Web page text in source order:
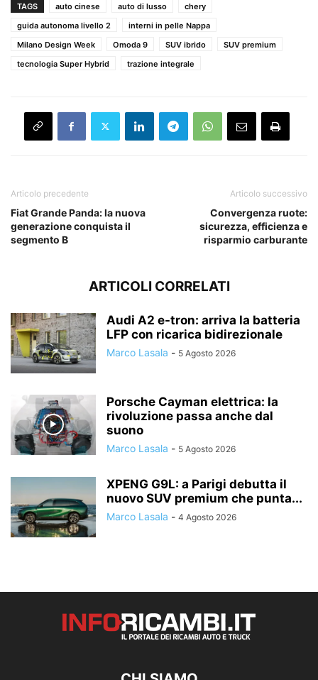
TAGS auto cinese auto di lusso
chery
guida autonoma livello 2
interni in pelle Nappa
Milano Design Week
Omoda 9 SUV ibrido
SUV premium
tecnologia Super Hybrid
trazione integrale
Articolo precedente
Fiat Grande Panda: la nuova
generazione conquista il
segmento B
Articolo successivo
Convergenza ruote:
sicurezza, efficienza e
risparmio carburante
ARTICOLI CORRELATI
Audi A2 e-tron: arriva la batteria
LFP con ricarica bidirezionale
Marco Lasala - 5 Agosto 2026
Porsche Cayman elettrica: la
rivoluzione passa anche dal
suono
Marco Lasala - 5 Agosto 2026
XPENG G9L: a Parigi debutta il
nuovo SUV premium che punta...
Marco Lasala - 4 Agosto 2026